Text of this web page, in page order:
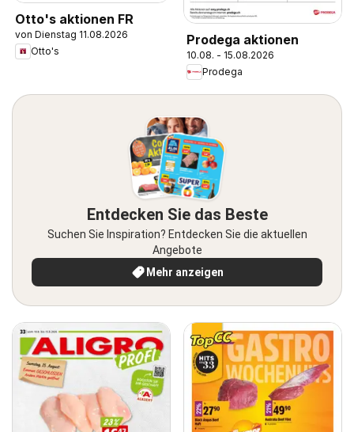
Otto's aktionen FR
von Dienstag 11.08.2026
Otto's
Prodega aktionen
10.08. - 15.08.2026
Prodega
Entdecken Sie das Beste
Suchen Sie Inspiration? Entdecken Sie die aktuellen
Angebote
Mehr anzeigen